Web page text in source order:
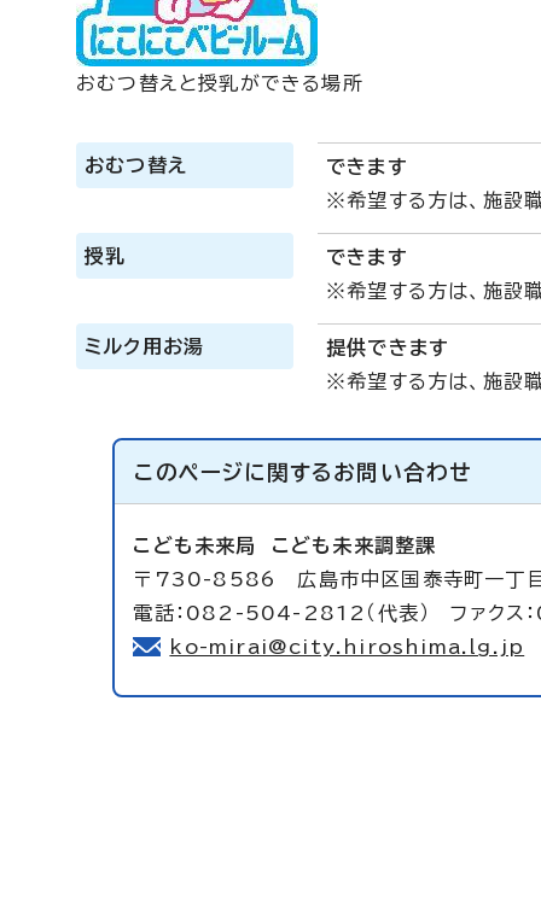
おむつ替えと授乳ができる場所
おむつ替え
できます
※希望する方は、施設
授乳
できます
※希望する方は、施設
ミルク用お湯
提供できます
※希望する方は、施設
このページに関する お問い合わせ
こども未来局 こども未来調整課
〒730-8586 広島市中区国泰寺町一丁目
電話：082-504-2812（代表） ファク
ko-mirai@city.hiroshima.lg.jp